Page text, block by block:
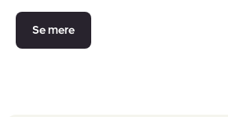
Se mere